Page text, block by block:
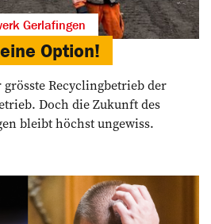
Gerlafingen
Option!
grösste Recyclingbetrieb der
Doch die Zukunft des
bleibt höchst ungewiss.